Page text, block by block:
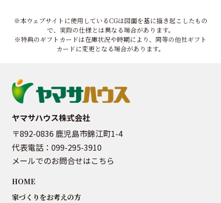
※本ウェブサイトに使用しているCGは図面を基に描き起こしたもの
で、実際の仕様とは異なる場合があります。
※特典のギフトカードは在庫状況や時期により、同等の他社ギフト
カードに変更となる場合があります。
ヤマサハウス株式会社
〒892-0836 鹿児島市錦江町1-4
代表電話： 099-295-3910
メールでのお問合せはこちら
HOME
家づくりをお考えの方